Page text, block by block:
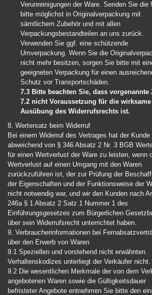
Verunreinigungen der Ware. Senden Sie die
bitte möglichst in Originalverpackung mit
sämtlichem Zubehör und mit allen
Verpackungsbestandteilen an uns zurück.
Verwenden Sie ggf. eine schützende
Umverpackung. Wenn Sie die
nicht mehr besitzen, sorgen Sie bitte mit
geeigneten Verpackung für einen
Schutz vor Transportschäden.
7.3 Bitte beachten Sie, dass vorgenannte
7.2 nicht Voraussetzung für die wirksame
Ausübung des Widerrufsrechts ist.
8. Wertersatz beim Widerruf
Bei einem Widerruf des Vertrages hat der Kunde
abweichend von § 346 Absatz 2 Nr. 3 BGB
für einen Wertverlust der Ware zu leisten, wenn
Wertverlust auf einen Umgang mit den Waren
zurückzuführen ist, der zur Prüfung der
der Eigenschaften und der Funktionsweise der
nicht notwendig war, und wir den Kunden nach
246a § 1 Absatz 2 Satz 1 Nummer 1 des
Einführungsgesetzes zum Bürgerlichen
über sein Widerrufsrecht unterrichtet haben.
9. Verbraucherinformationen bei
über den Erwerb von Waren
9.1 Speziellen und vorstehend nicht erwähnten
Verhaltenskodizes unterliegt der Verkäufer nicht.
9.2 Die wesentlichen Merkmale der von dem
angebotenen Waren sowie die Gültigkeitsdauer
befristeter Angebote entnehmen Sie bitte den